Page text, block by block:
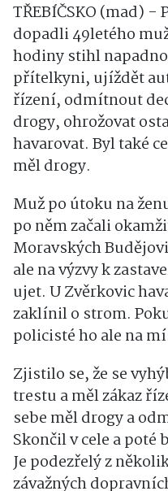
TŘEBÍČSKO (mad)
dopadli 49letého
hodiny stihl
přítelkyni, ujíždět
řízení, odmítnout
drogy, ohrožovat
havarovat. Byl také
měl drogy.
Muž po útoku na
po něm začali
Moravských
ale na výzvy k
ujet. U Zvěrkovic
zaklínil o strom.
policisté ho ale na
Zjistilo se, že se
trestu a měl zákaz
sebe měl drogy a
Skončil v cele a poté
Je podezřelý z
závažných